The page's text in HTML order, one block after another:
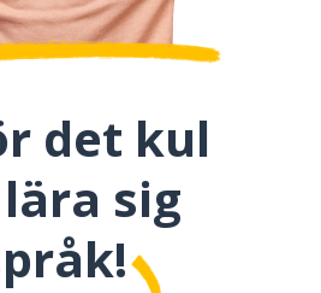
det kul
sig